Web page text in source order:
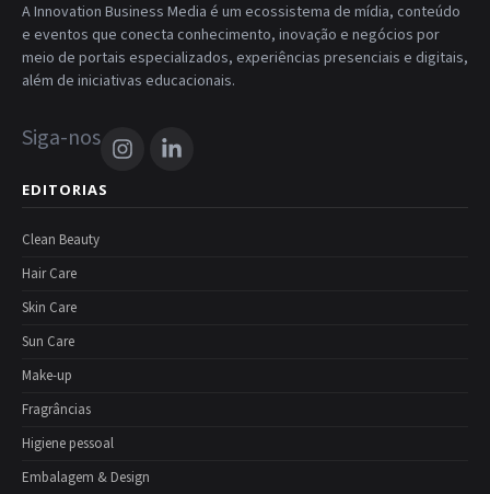
A Innovation Business Media é um ecossistema de mídia, conteúdo
e eventos que conecta conhecimento, inovação e negócios por
meio de portais especializados, experiências presenciais e digitais,
além de iniciativas educacionais.
Siga-nos
EDITORIAS
Clean Beauty
Hair Care
Skin Care
Sun Care
Make-up
Fragrâncias
Higiene pessoal
Embalagem & Design